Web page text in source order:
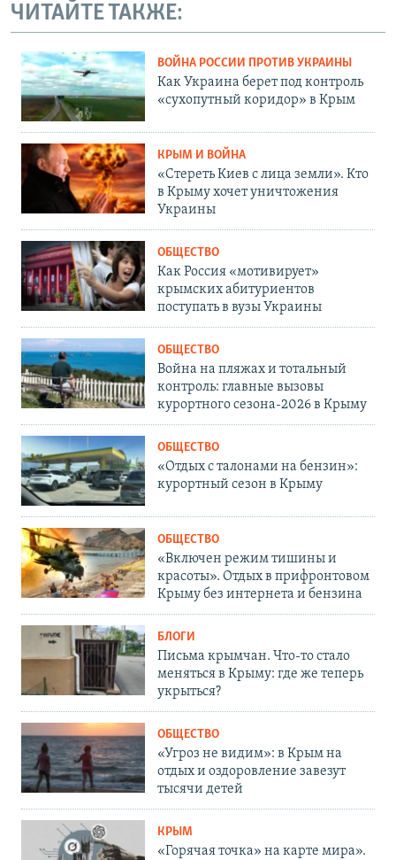
ЧИТАЙТЕ ТАКЖЕ:
ВОЙНА РОССИИ ПРОТИВ УКРАИНЫ
Как Украина берет под контроль
«сухопутный коридор» в Крым
КРЫМ И ВОЙНА
«Стереть Киев с лица земли». Кто
в Крыму хочет уничтожения
Украины
ОБЩЕСТВО
Как Россия «мотивирует»
крымских абитуриентов
поступать в вузы Украины
ОБЩЕСТВО
Война на пляжах и тотальный
контроль: главные вызовы
курортного сезона-2026 в Крыму
ОБЩЕСТВО
«Отдых с талонами на бензин»:
курортный сезон в Крыму
ОБЩЕСТВО
«Включен режим тишины и
красоты». Отдых в прифронтовом
Крыму без интернета и бензина
БЛОГИ
Письма крымчан. Что-то стало
меняться в Крыму: где же теперь
укрыться?
ОБЩЕСТВО
«Угроз не видим»: в Крым на
отдых и оздоровление завезут
тысячи детей
КРЫМ
«Горячая точка» на карте мира».